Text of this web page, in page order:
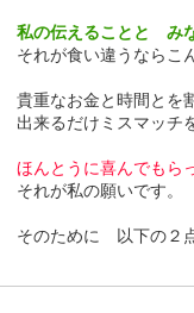
私の伝えることと み
それが食い違うならこ
貴重なお金と時間とを
出来るだけミスマッチ
ほんとうに喜んでもら
それが私の願いです。
そのために 以下の２